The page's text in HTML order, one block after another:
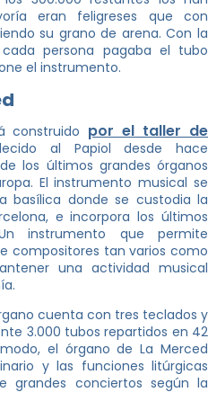
eran feligreses que con
su grano de arena. Con la
persona pagaba el tubo
el instrumento.
construido por el taller de
al Papiol desde hace
los últimos grandes órganos
El instrumento musical se
basílica donde se custodia la
e incorpora los últimos
instrumento que permite
compositores tan varios como
una actividad musical
cuenta con tres teclados y
3.000 tubos repartidos en 42
el órgano de La Merced
y las funciones litúrgicas
grandes conciertos según la